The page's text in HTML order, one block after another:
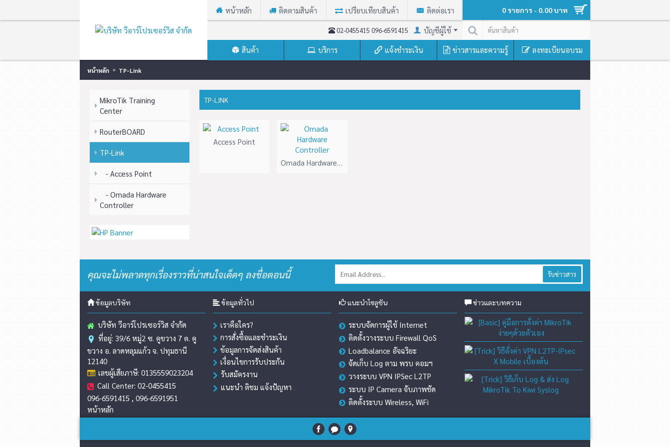
หน้าหลัก ติดตามสินค้า เปรียบเทียบสินค้า ติดต่อเรา 0 รายการ - 0.00 บาท
02-0455415 096-6591415 บัญชีผู้ใช้
สินค้า บริการ แจ้งชำระเงิน ข่าวสารและความรู้ ลงทะเบียนอบรม
หน้าหลัก TP-Link
MikroTik Training
Center
RouterBOARD
TP-Link
- Access Point
- Omada Hardware
Controller
TP-LINK
Access Point
Omada Hardware Controller
คุณจะไม่พลาดทุกเรื่องราวที่น่าสนใจเด็ดๆ ลงชื่อตอนนี้ รับข่าวสาร
ข้อมูลบริษัท
บริษัท วีอาร์โปรเซอร์วิส จำกัด
ที่อยู่: 39/6 หมู่2 ซ. คูขวาง 7 ต. คู
ขวาง อ. ลาดหลุมแก้ว จ. ปทุมธานี
12140
เลขผู้เสียภาษี: 0135559023204
Call Center: 02-0455415
096-6591415 , 096-6591951
หน้าหลัก
ข้อมูลทั่วไป
เราคือใคร?
การสั่งซื้อและชำระเงิน
ข้อมูลการจัดส่งสินค้า
เงื่อนไขการรับประกัน
รับสมัครงาน
แนะนำ ติชม แจ้งปัญหา
แนะนำโซลูชัน
ระบบจัดการผู้ใช้ Internet
ติดตั้งวางระบบ Firewall QoS
Loadbalance อัจฉริยะ
จัดเก็บ Log ตาม พรบ คอมฯ
วางระบบ VPN IPSec L2TP
ระบบ IP Camera จับภาพชัด
ติดตั้งระบบ Wireless, WiFi
ข่าวและบทความ